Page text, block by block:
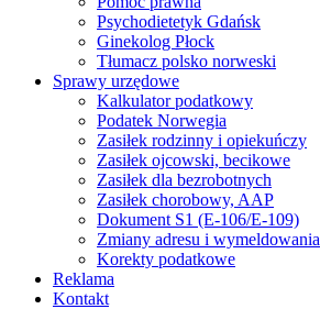
Psychodietetyk Gdańsk
Ginekolog Płock
Tłumacz polsko norweski
Sprawy urzędowe
Kalkulator podatkowy
Podatek Norwegia
Zasiłek rodzinny i opiekuńczy
Zasiłek ojcowski, becikowe
Zasiłek dla bezrobotnych
Zasiłek chorobowy, AAP
Dokument S1 (E-106/E-109)
Zmiany adresu i wymeldowania
Korekty podatkowe
Reklama
Kontakt